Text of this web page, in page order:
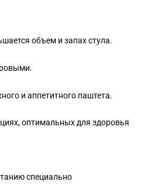
объем и запах стула.
и аппетитного паштета.
оптимальных для здоровья
специально